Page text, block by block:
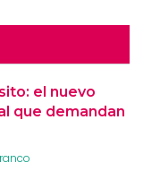
el nuevo
que demandan